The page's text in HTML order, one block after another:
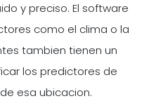
y preciso. El software
como el clima o la
tambien tienen un
los predictores de
esa ubicacion.